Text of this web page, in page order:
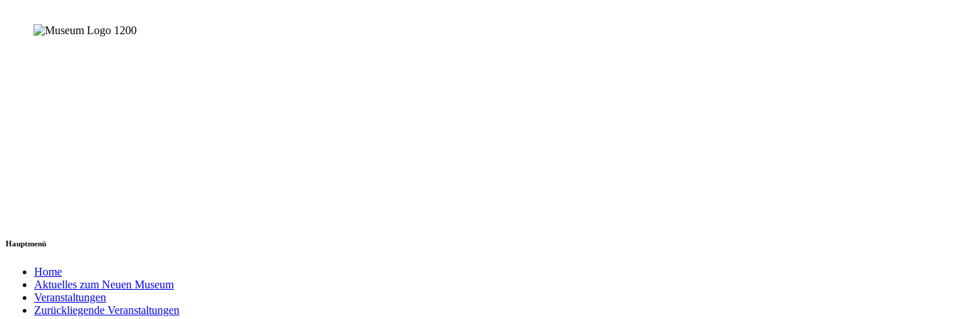
Hauptmenü
Home
Aktuelles zum Neuen Museum
Veranstaltungen
Zurückliegende Veranstaltungen